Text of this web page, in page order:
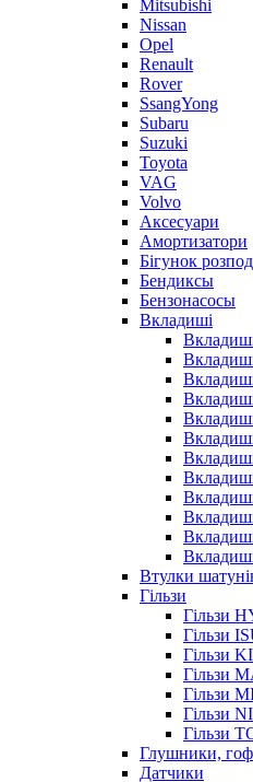
Mitsubishi
Nissan
Opel
Renault
Rover
SsangYong
Subaru
Suzuki
Toyota
VAG
Volvo
Аксесуари
Амортизатори
Бігунок
Бендиксы
Бензонасосы
Вкладиші
Втулки
Гільзи
Гільзи
Гільзи
Гільзи
Гільзи
Гільзи
Гільзи
Гільзи
Глушники,
Датчики